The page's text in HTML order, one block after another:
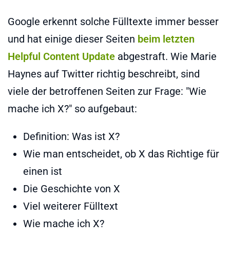
Google erkennt solche Fülltexte immer besser
und hat einige dieser Seiten beim letzten
Helpful Content Update abgestraft. Wie Marie
Haynes auf Twitter richtig beschreibt, sind
viele der betroffenen Seiten zur Frage: "Wie
mache ich X?" so aufgebaut:
Definition: Was ist X?
Wie man entscheidet, ob X das Richtige für
einen ist
Die Geschichte von X
Viel weiterer Fülltext
Wie mache ich X?